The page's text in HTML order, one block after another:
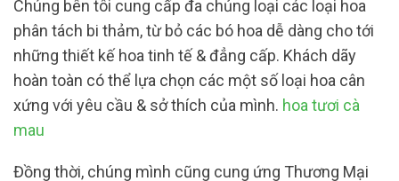
Chúng bên tôi cung cấp đa chủng loại các loại hoa
phân tách bi thảm, từ bỏ các bó hoa dễ dàng cho tới
những thiết kế hoa tinh tế & đẳng cấp. Khách dãy
hoàn toàn có thể lựa chọn các một số loại hoa cân
xứng với yêu cầu & sở thích của mình. hoa tươi cà
mau
Đồng thời, chúng mình cũng cung ứng Thương Mại